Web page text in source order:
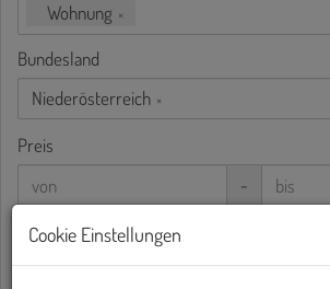
Wohnung ×
Bundesland
Niederösterreich ×
Preis
-
Wohnfläche (von/bis)
-
Cookie Einstellungen